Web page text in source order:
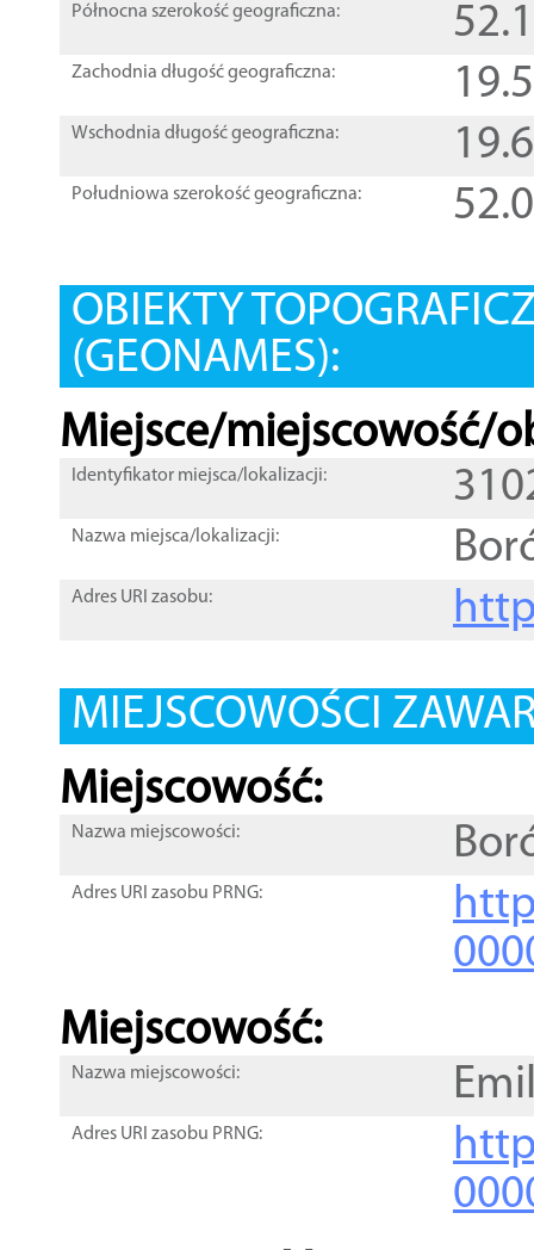
Północna szerokość geograficzna:
Zachodnia długość geograficzna:
Wschodnia długość geograficzna:
Południowa szerokość geograficzna:
OBIEKTY
(GEONAMES):
Miejsce/miejscowość/
Identyfikator miejsca/lokalizacji:
Nazwa miejsca/lokalizacji:
Adres URI zasobu:
MIEJSCOWOŚCI
Miejscowość:
Nazwa miejscowości:
Adres URI zasobu PRNG:
Miejscowość:
Nazwa miejscowości:
Adres URI zasobu PRNG: